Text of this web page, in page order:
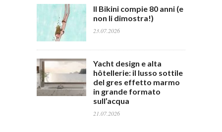
Il Bikini compie 80 anni (e
non li dimostra!)
23.07.2026
Yacht design e alta
hôtellerie: il lusso sottile
del gres effetto marmo
in grande formato
sull’acqua
21.07.2026